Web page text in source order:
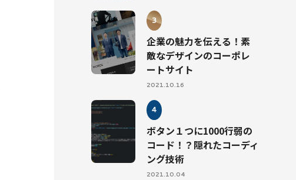
企業の魅力を伝える！素
敵なデザインのコーポレ
ートサイト
2021.10.16
ボタン１つに1000行弱の
コード！？隠れたコーディ
ング技術
2021.10.04